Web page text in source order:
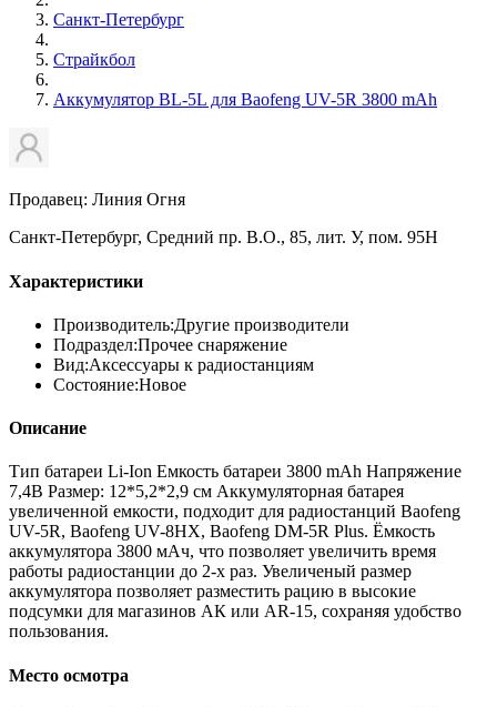
Санкт-Петербург
Страйкбол
Аккумулятор BL-5L для Baofeng UV-5R 3800 mAh
Продавец: Линия Огня
Санкт-Петербург, Средний пр. В.О., 85, лит. У, пом. 95Н
Характеристики
Производитель:Другие производители
Подраздел:Прочее снаряжение
Вид:Аксессуары к радиостанциям
Состояние:Новое
Описание
Тип батареи Li-Ion Емкость батареи 3800 mAh Напряжение
7,4В Размер: 12*5,2*2,9 см Аккумуляторная батарея
увеличенной емкости, подходит для радиостанций Baofeng
UV-5R, Baofeng UV-8HX, Baofeng DM-5R Plus. Ёмкость
аккумулятора 3800 мАч, что позволяет увеличить время
работы радиостанции до 2-х раз. Увеличеный размер
аккумулятора позволяет разместить рацию в высокие
подсумки для магазинов АК или AR-15, сохраняя удобство
пользования.
Место осмотра